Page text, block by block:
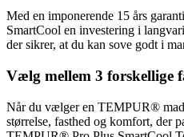
Med en imponerende 15 års
SmartCool en investering i
der sikrer, at du kan sove godt i
Vælg mellem 3 forskellige
Når du vælger en TEMPUR®
størrelse, fasthed og komfort, der